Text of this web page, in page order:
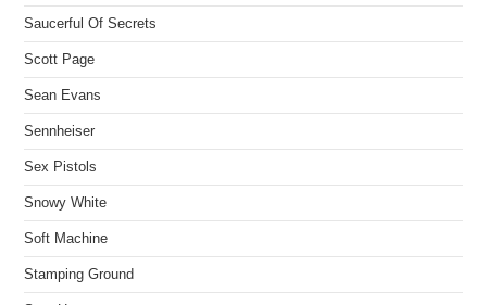
Saucerful Of Secrets
Scott Page
Sean Evans
Sennheiser
Sex Pistols
Snowy White
Soft Machine
Stamping Ground